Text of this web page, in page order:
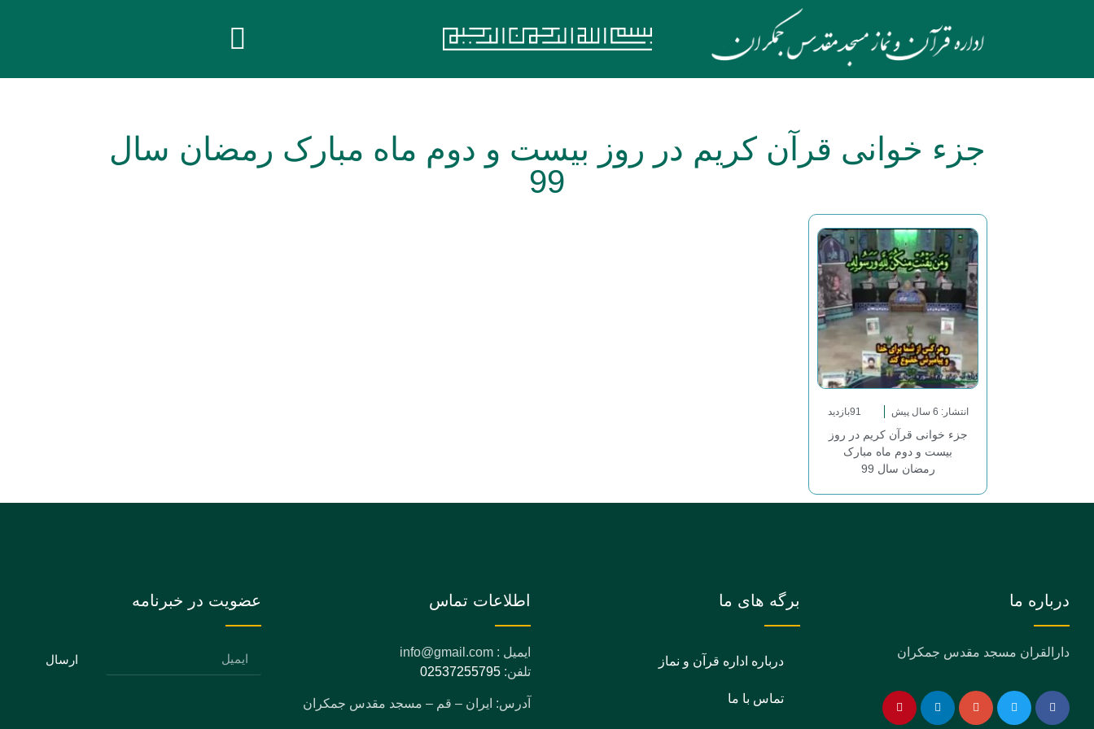
جزء خوانی قرآن کریم در روز بیست و دوم ماه مبارک رمضان سال
99
انتشار: 6 سال پیش 91بازدید
جزء خوانی قرآن کریم در روز
بیست و دوم ماه مبارک
رمضان سال 99
درباره ما
دارالقران مسجد مقدس جمکران
برگه های ما
درباره اداره قرآن و نماز
تماس با ما
اطلاعات تماس
ایمیل : info@gmail.com
تلفن: 02537255795
آدرس: ایران – قم – مسجد مقدس جمکران
عضویت در خبرنامه
ارسال